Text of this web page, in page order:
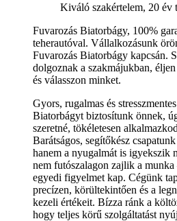
Kiváló szakértelem, 20 év
Fuvarozás Biatorbágy, 100%
teherautóval. Vállalkozásunk
Fuvarozás Biatorbágy kapcsán.
dolgoznak a szakmájukban,
és válasszon minket.
Gyors, rugalmas és
Biatorbágyt biztosítunk önnek,
szeretné, tökéletesen
Barátságos, segítőkész
hanem a nyugalmát is igyekszik
nem futószalagon zajlik a
egyedi figyelmet kap. Cégünk
precízen, körültekintően és a
kezeli értékeit. Bízza ránk a
hogy teljes körű szolgáltatást